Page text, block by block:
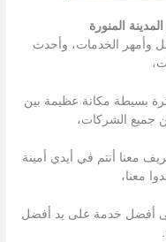
المنورة
وأمهر الخدمات، وأحدث
بسيطة مكانة عظيمة بين
جميع الشركات،
معنا أنتم في أيدي أمينة
معنا،
أفضل خدمة على يد أفضل